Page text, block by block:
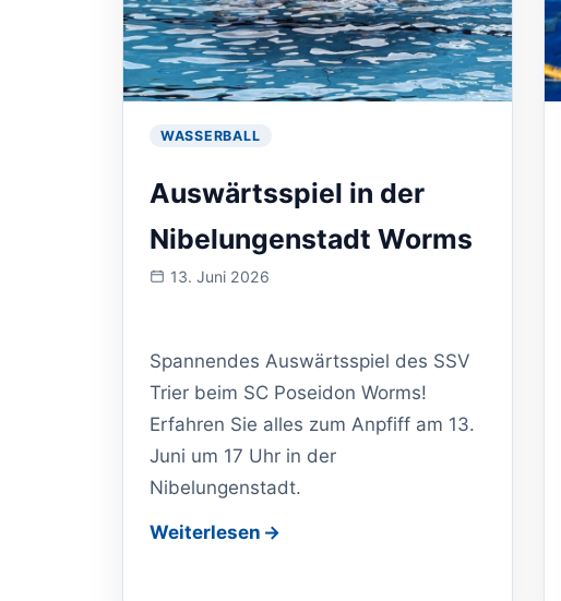
WASSERBALL
Auswärtsspiel in der
Nibelungenstadt Worms
Veranstaltung
13. Juni 2026
Spannendes Auswärtsspiel des SSV
Trier beim SC Poseidon Worms!
Erfahren Sie alles zum Anpfiff am 13.
Juni um 17 Uhr in der
Nibelungenstadt.
Weiterlesen